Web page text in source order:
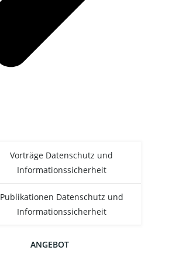
Vor­trä­ge Daten­schutz und
Informationssicherheit
Publi­ka­tio­nen Daten­schutz und
Informationssicherheit
ANGE­BOT